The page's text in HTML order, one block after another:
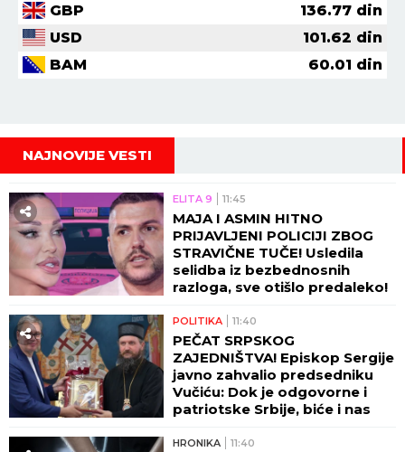
GBP
136.77 din
USD
101.62 din
BAM
60.01 din
NAJNOVIJE VESTI
ELITA 9 11:45
MAJA I ASMIN HITNO
PRIJAVLJENI POLICIJI ZBOG
STRAVIČNE TUČE! Usledila
selidba iz bezbednosnih
razloga, sve otišlo predaleko!
POLITIKA 11:40
PEČAT SRPSKOG
ZAJEDNIŠTVA! Episkop Sergije
javno zahvalio predsedniku
Vučiću: Dok je odgovorne i
patriotske Srbije, biće i nas
HRONIKA 11:40